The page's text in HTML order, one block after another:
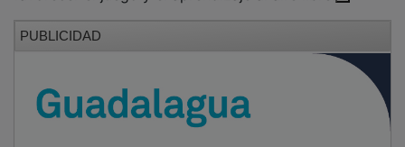
El proyecto incluye una mejora sustancial de la
consumo, nuevos aislamientos térmicos y un sistema
de climatización por aerotermia. Se espera que este